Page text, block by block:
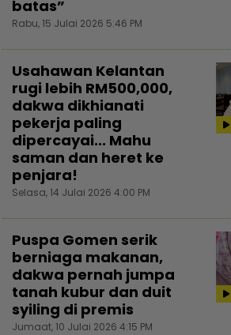
batas”
Rabu, 15 Julai 2026 5:46 PM
Usahawan Kelantan
rugi lebih RM500,000,
dakwa dikhianati
pekerja paling
dipercayai... Mahu
saman dan heret ke
penjara!
Selasa, 14 Julai 2026 4:00 PM
Puspa Gomen serik
berniaga makanan,
dakwa pernah jumpa
tanah kubur dan duit
syiling di premis
Jumaat, 10 Julai 2026 4:15 PM